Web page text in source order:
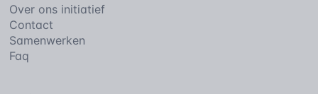
Over ons initiatief
Contact
Samenwerken
Faq